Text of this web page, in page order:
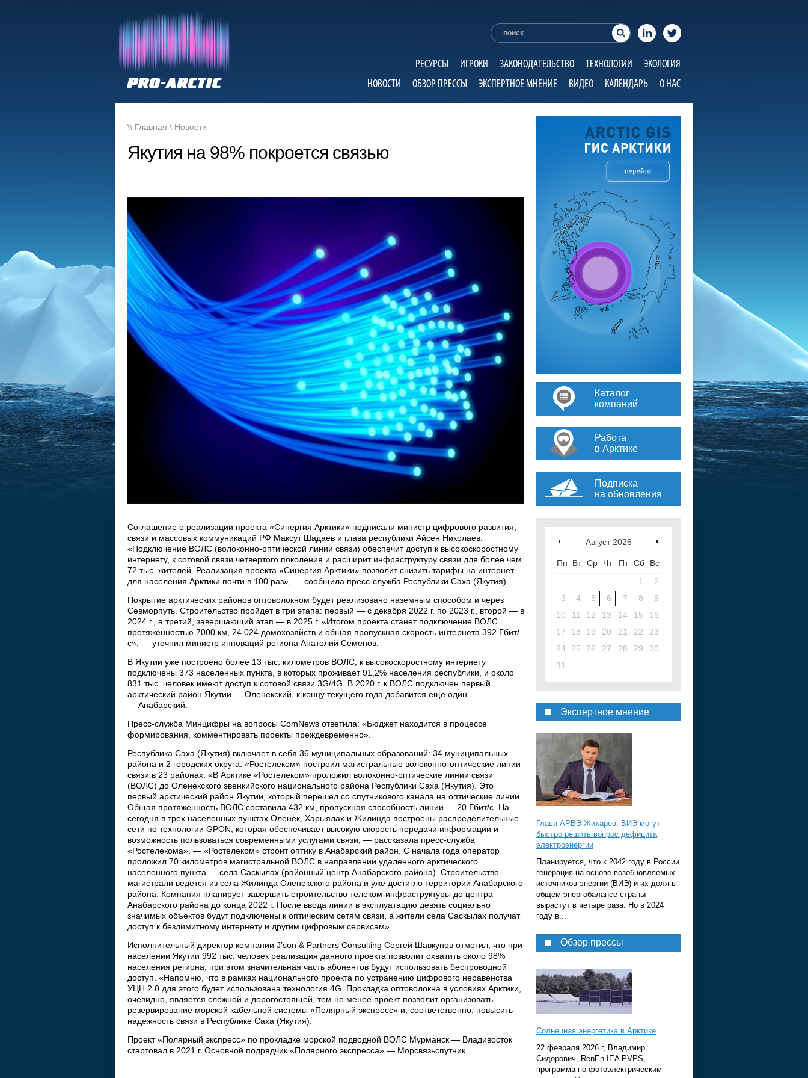
РЕСУРСЫ ИГРОКИ ЗАКОНОДАТЕЛЬСТВО ТЕХНОЛОГИИ
ЭКОЛОГИЯ
НОВОСТИ
ОБЗОР ПРЕССЫ ЭКСПЕРТНОЕ МНЕНИЕ ВИДЕО КАЛЕНДАРЬ О НАС
\\ Главная \ Новости
Якутия на 98% покроется связью
Соглашение о реализации проекта «Синергия Арктики» подписали министр цифрового развития,
связи и массовых коммуникаций РФ Максут Шадаев и глава республики Айсен Николаев.
«Подключение ВОЛС (волоконно-оптической линии связи) обеспечит доступ к высокоскоростному
интернету, к сотовой связи четвертого поколения и расширит инфраструктуру связи для более чем
72 тыс. жителей. Реализация проекта «Синергия Арктики» позволит снизить тарифы на интернет
для населения Арктики почти в 100 раз», — сообщила пресс-служба Республики Саха (Якутия).
Покрытие арктических районов оптоволокном будет реализовано наземным способом и через
Севморпуть. Строительство пройдет в три этапа: первый — с декабря 2022 г. по 2023 г., второй — в
2024 г., а третий, завершающий этап — в 2025 г. «Итогом проекта станет подключение ВОЛС
протяженностью 7000 км, 24 024 домохозяйств и общая пропускная скорость интернета 392 Гбит/
с», — уточнил министр инноваций региона Анатолий Семенов.
В Якутии уже построено более 13 тыс. километров ВОЛС, к высокоскоростному интернету
подключены 373 населенных пункта, в которых проживает 91,2% населения республики, и около
831 тыс. человек имеют доступ к сотовой связи 3G/4G. В 2020 г. к ВОЛС подключен первый
арктический район Якутии — Оленекский, к концу текущего года добавится еще один
— Анабарский.
Пресс-служба Минцифры на вопросы ComNews ответила: «Бюджет находится в процессе
формирования, комментировать проекты преждевременно».
Республика Саха (Якутия) включает в себя 36 муниципальных образований: 34 муниципальных
района и 2 городских округа. «Ростелеком» построил магистральные волоконно-оптические линии
связи в 23 районах. «В Арктике «Ростелеком» проложил волоконно-оптические линии связи
(ВОЛС) до Оленекского эвенкийского национального района Республики Саха (Якутия). Это
первый арктический район Якутии, который перешел со спутникового канала на оптические линии.
Общая протяженность ВОЛС составила 432 км, пропускная способность линии — 20 Гбит/с. На
сегодня в трех населенных пунктах Оленек, Харыялах и Жилинда построены распределительные
сети по технологии GPON, которая обеспечивает высокую скорость передачи информации и
возможность пользоваться современными услугами связи, — рассказала пресс-служба
«Ростелекома». — «Ростелеком» строит оптику в Анабарский район. С начала года оператор
проложил 70 километров магистральной ВОЛС в направлении удаленного арктического
населенного пункта — села Саскылах (районный центр Анабарского района). Строительство
магистрали ведется из села Жилинда Оленекского района и уже достигло территории Анабарского
района. Компания планирует завершить строительство телеком-инфраструктуры до центра
Анабарского района до конца 2022 г. После ввода линии в эксплуатацию девять социально
значимых объектов будут подключены к оптическим сетям связи, а жители села Саскылах получат
доступ к безлимитному интернету и другим цифровым сервисам».
Исполнительный директор компании J’son & Partners Consulting Сергей Шавкунов отметил, что при
населении Якутии 992 тыс. человек реализация данного проекта позволит охватить около 98%
населения региона, при этом значительная часть абонентов будут использовать беспроводной
доступ. «Напомню, что в рамках национального проекта по устранению цифрового неравенства
УЦН 2.0 для этого будет использована технология 4G. Прокладка оптоволокна в условиях Арктики,
очевидно, является сложной и дорогостоящей, тем не менее проект позволит организовать
резервирование морской кабельной системы «Полярный экспресс» и, соответственно, повысить
надежность связи в Республике Саха (Якутия).
Проект «Полярный экспресс» по прокладке морской подводной ВОЛС Мурманск — Владивосток
стартовал в 2021 г. Основной подрядчик «Полярного экспресса» — Морсвязьспутник.
Каталог
компаний
Работа
в Арктике
Подписка
на обновления
Август 2026
Пн Вт Ср Чт Пт Сб
Вс
1
2
3
4 5 6 7 8
9
10
11 12 13 14 15
16
17
18 19 20 21 22
23
24
25 26 27 28 29
30
31
Экспертное мнение
Глава АРВЭ Жихарев: ВИЭ могут
быстро решить вопрос дефицита
электроэнергии
Планируется, что к 2042 году в России
генерация на основе возобновляемых
источников энергии (ВИЭ) и их доля в
общем энергобалансе страны
вырастут в четыре раза. Но в 2024
году в...
Обзор прессы
Солнечная энергетика в Арктике
22 февраля 2026 г, Владимир
Сидорович, RenEn IEA PVPS,
программа по фотоэлектрическим